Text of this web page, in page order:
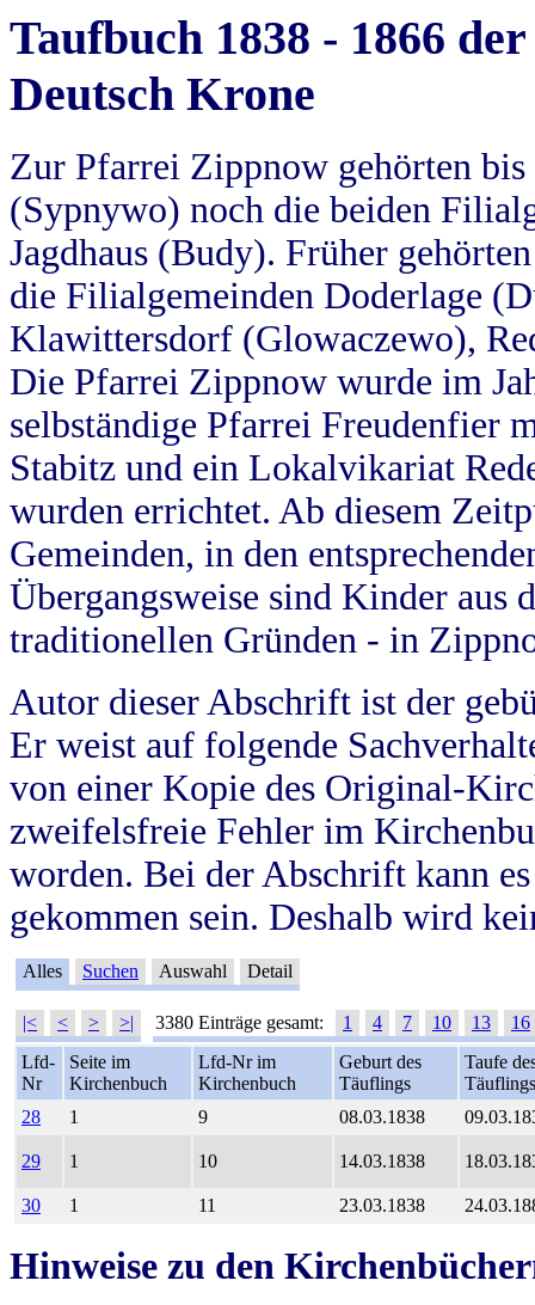
Taufbuch 1838 - 1866
Deutsch Krone
Zur Pfarrei Zippnow gehörten
(Sypnywo) noch die beiden
Jagdhaus (Budy). Früher
die Filialgemeinden Doderlage
Klawittersdorf (Glowaczewo),
Die Pfarrei Zippnow wurde im
selbständige Pfarrei Freudenfier
Stabitz und ein Lokalvikariat
wurden errichtet. Ab diesem
Gemeinden, in den
Übergangsweise sind Kinder aus
traditionellen Gründen - in
Autor dieser Abschrift ist der
Er weist auf folgende
von einer Kopie des Original-
zweifelsfreie Fehler im
worden. Bei der Abschrift kann
gekommen sein. Deshalb wird
Alles Suchen Auswahl Detail
|< < > >| 3380 Einträge gesamt: 1 4 7 10 13
16
Lfd-
Nr
Seite im
Kirchenbuch
Lfd-Nr im
Kirchenbuch
Geburt des
Täuflings
Taufe
Täuflings
28
1 9 08.03.1838
29 1 10 14.03.1838
30 1 11 23.03.1838
Hinweise zu den